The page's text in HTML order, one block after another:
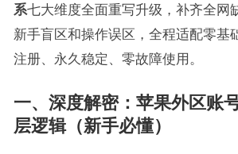
系七大维度全面重写升级，补齐全网
新手盲区和操作误区，全程适配零基
注册、永久稳定、零故障使用。
一、深度解密：苹果外区账
层逻辑（新手必懂）